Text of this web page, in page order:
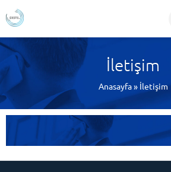
İletişim
Anasayfa» İletişim